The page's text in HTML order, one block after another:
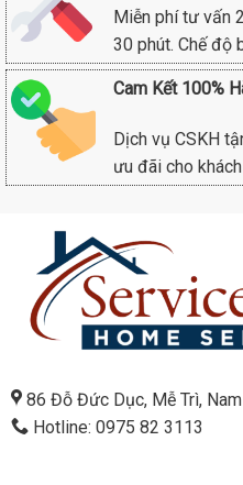
Miễn phí tư vấn
30 phút. Chế độ
Cam Kết 100%
Dịch vụ CSKH
ưu đãi cho
86 Đỗ Đức Dục, Mễ Trì,
Hotline: 0975 82 3113